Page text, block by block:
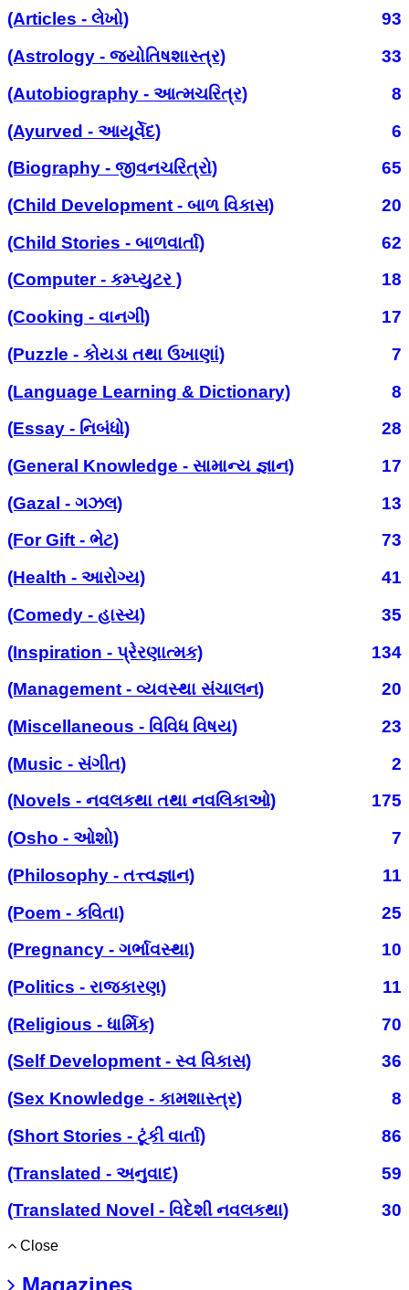
(Articles - લેખો)
93
(Astrology - જ્યોતિષશાસ્ત્ર)
33
(Autobiography - આત્મચરિત્ર)
8
(Ayurved - આયૂર્વેદ)
6
(Biography - જીવનચરિત્રો)
65
(Child Development - બાળ વિકાસ)
20
(Child Stories - બાળવાર્તા)
62
(Computer - કમ્પ્યુટર )
18
(Cooking - વાનગી)
17
(Puzzle - કોયડા તથા ઉખાણાં)
7
(Language Learning & Dictionary)
8
(Essay - નિબંધો)
28
(General Knowledge - સામાન્ય જ્ઞાન)
17
(Gazal - ગઝલ)
13
(For Gift - ભેટ)
73
(Health - આરોગ્ય)
41
(Comedy - હાસ્ય)
35
(Inspiration - પ્રેરણાત્મક)
134
(Management - વ્યવસ્થા સંચાલન)
20
(Miscellaneous - વિવિધ વિષય)
23
(Music - સંગીત)
2
(Novels - નવલકથા તથા નવલિકાઓ)
175
(Osho - ઓશો)
7
(Philosophy - તત્ત્વજ્ઞાન)
11
(Poem - કવિતા)
25
(Pregnancy - ગર્ભાવસ્થા)
10
(Politics - રાજકારણ)
11
(Religious - ધાર્મિક)
70
(Self Development - સ્વ વિકાસ)
36
(Sex Knowledge - કામશાસ્ત્ર)
8
(Short Stories - ટૂંકી વાર્તા)
86
(Translated - અનુવાદ)
59
(Translated Novel - વિદેશી નવલકથા)
30
Close
Magazines